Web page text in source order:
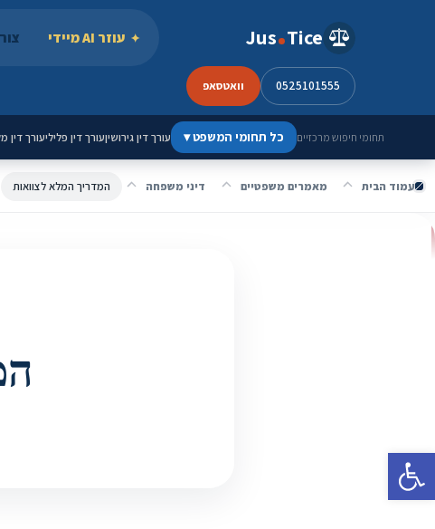
פתח סרגל נגישות
Jus Tice עוזר AI מיידי
0525101555 וואטסאפ
תחומי חיפוש מרכזיים כל תחומי המשפט▾ עורך דין גירושיןעורך דין פליליעורך דין
עמוד הבית מאמרים משפטיים דיני משפחה המדריך המלא לצוואות